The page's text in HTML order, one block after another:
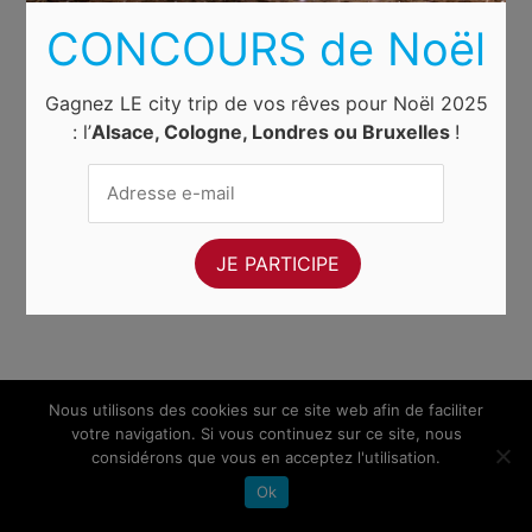
Nous utilisons des cookies sur ce site web afin de faciliter
votre navigation. Si vous continuez sur ce site, nous
considérons que vous en acceptez l'utilisation.
Ok
CONCOURS de Noël
Gagnez LE city trip de vos rêves pour Noël 2025
: l’Alsace, Cologne, Londres ou Bruxelles !